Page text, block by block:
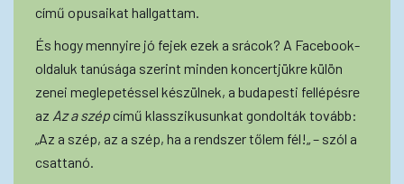
című opusaikat hallgattam.
És hogy mennyire jó fejek ezek a srácok? A Facebook-
oldaluk tanúsága szerint minden koncertjükre külön
zenei meglepetéssel készülnek, a budapesti fellépésre
az Az a szépcímű klasszikusunkat gondolták tovább:
„Az a szép, az a szép, ha a rendszer tőlem fél!„ – szól a
csattanó.